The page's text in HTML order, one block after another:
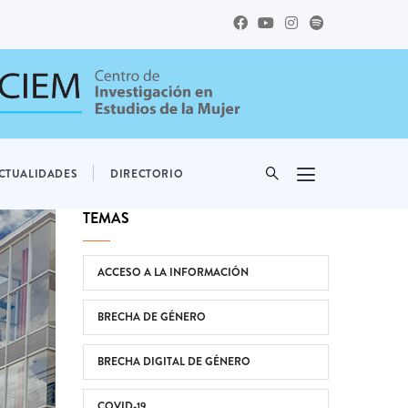
DIRECTORIO
TEMAS
ACCESO A LA INFORMACIÓN
BRECHA DE GÉNERO
BRECHA DIGITAL DE GÉNERO